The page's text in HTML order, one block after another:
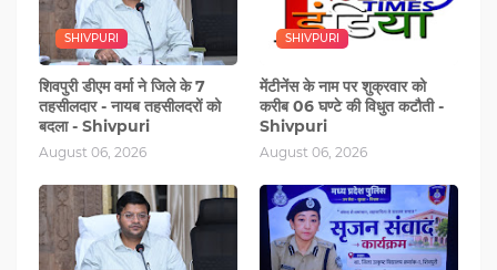
SHIVPURI
शिवपुरी डीएम वर्मा ने जिले के 7
तहसीलदार - नायब तहसीलदरों को
बदला - Shivpuri
August 06, 2026
SHIVPURI
मेंटीनेंस के नाम पर शुक्रवार को
करीब 06 घण्‍टे की विधुत कटौती -
Shivpuri
August 06, 2026